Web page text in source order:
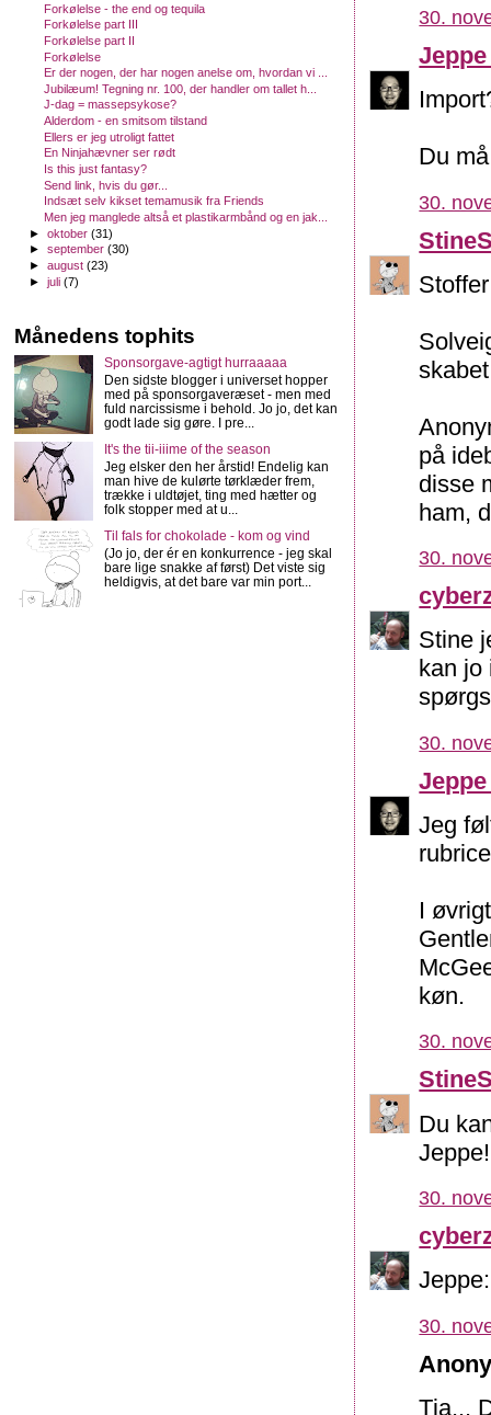
30.
Du
30.
på
disse
ham,
30.
Stine
kan
30.
Jeg
I
køn.
30.
Du
30.
30.
Tja...
Forkølelse - the end og tequila
Forkølelse part III
Forkølelse part II
Forkølelse
Er der nogen, der har nogen anelse om, hvordan vi ...
Jubilæum! Tegning nr. 100, der handler om tallet h...
J-dag = massepsykose?
Alderdom - en smitsom tilstand
Ellers er jeg utroligt fattet
En Ninjahævner ser rødt
Is this just fantasy?
Send link, hvis du gør...
Indsæt selv kikset temamusik fra Friends
Men jeg manglede altså et plastikarmbånd og en jak...
►oktober(31)
►september(30)
►august(23)
►juli(7)
Månedens tophits
Sponsorgave-agtigt hurraaaaa
Den sidste blogger i universet hopper
med på sponsorgaveræset - men med
fuld narcissisme i behold. Jo jo, det kan
godt lade sig gøre. I pre...
It's the tii-iiime of the season
Jeg elsker den her årstid! Endelig kan
man hive de kulørte tørklæder frem,
trække i uldtøjet, ting med hætter og
folk stopper med at u...
Til fals for chokolade - kom og vind
(Jo jo, der ér en konkurrence - jeg skal
bare lige snakke af først) Det viste sig
heldigvis, at det bare var min port...